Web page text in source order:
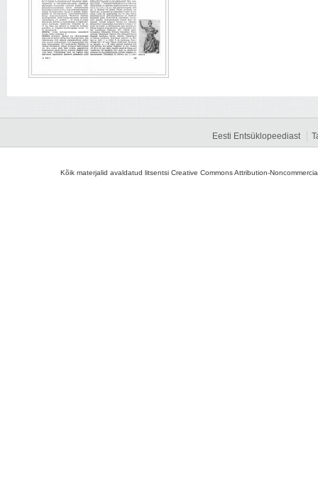
Eesti Entsüklopeediast
Kõik materjalid avaldatud litsentsi Creative Commons Attribution-